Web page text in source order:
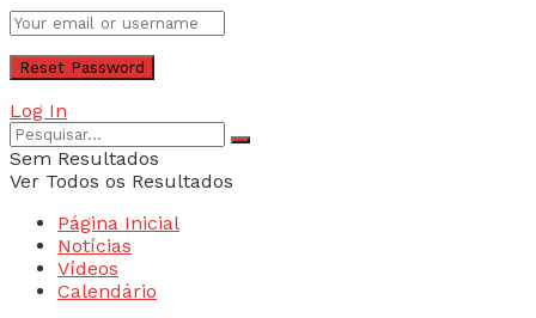
Log In
Sem Resultados
Ver Todos os Resultados
Página Inicial
Notícias
Vídeos
Calendário